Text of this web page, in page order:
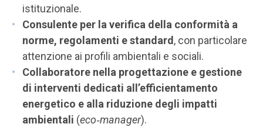
istituzionale.
Consulente per la verifica della conformità a
norme, regolamenti e standard , con particolare
attenzione ai profili ambientali e sociali.
Collaboratore nella progettazione e gestione
di interventi dedicati all’efficientamento
energetico e alla riduzione degli impatti
ambientali (eco‑manager).